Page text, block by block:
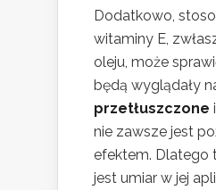
Dodatkowo,
witaminy E,
oleju, może
będą wyglądały
przetłuszczone i
nie zawsze jest
efektem. Dlatego
jest umiar w jej